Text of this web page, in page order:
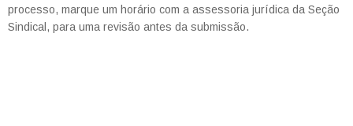
processo, marque um horário com a assessoria jurídica da Seção
Sindical, para uma revisão antes da submissão.